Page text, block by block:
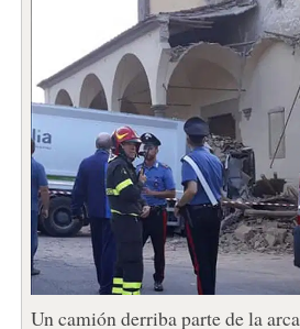
Un camión derriba parte de la